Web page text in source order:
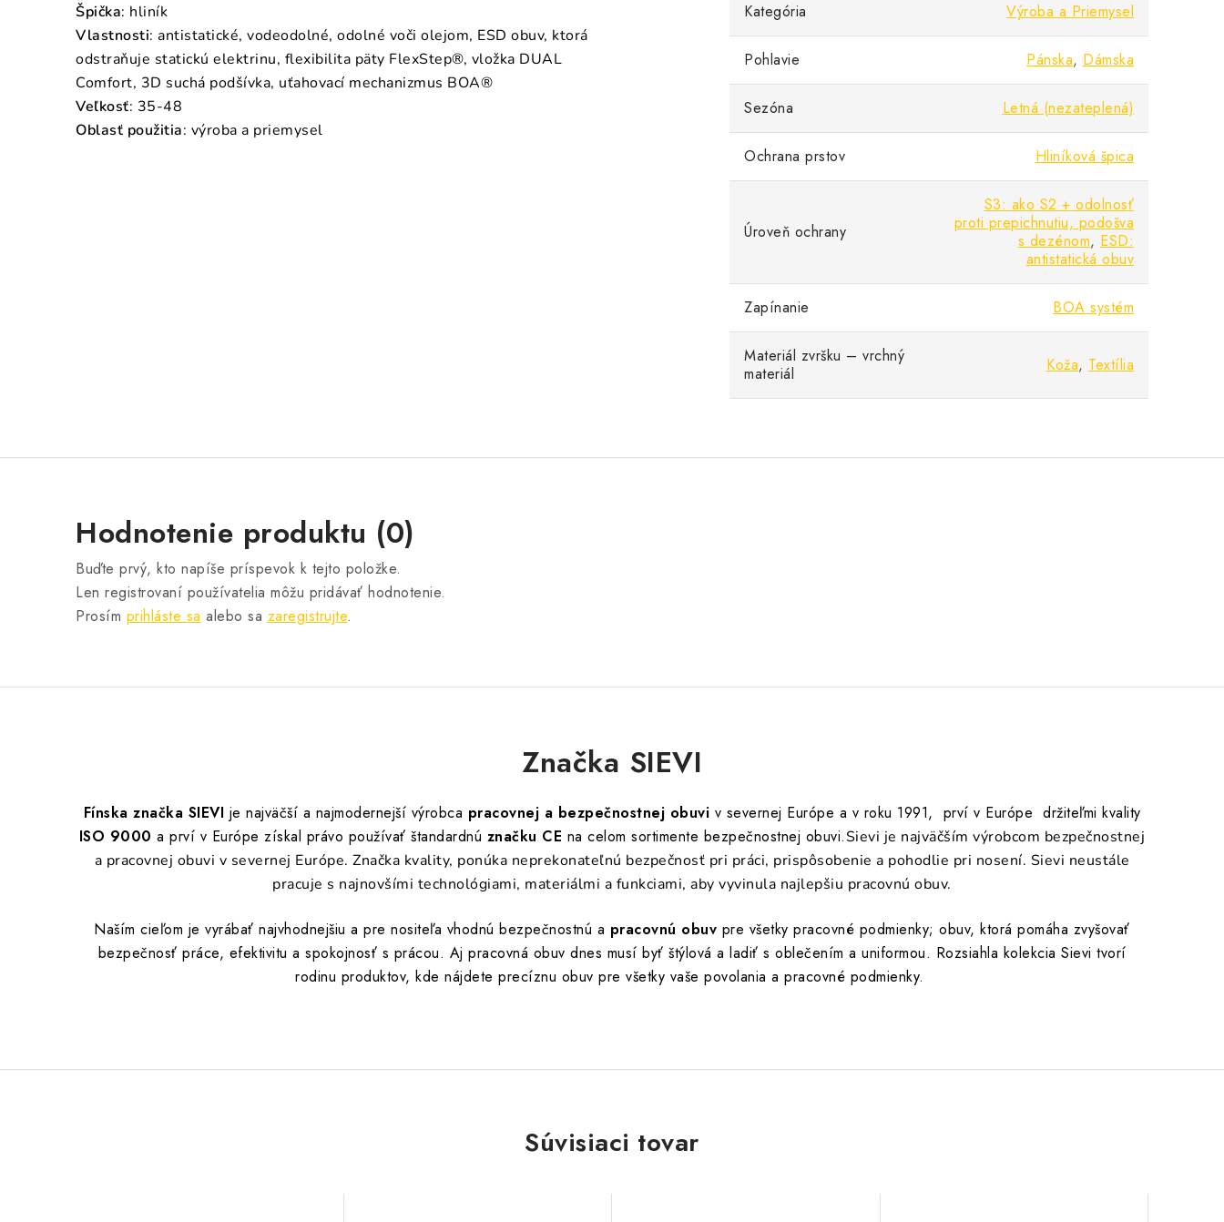
Špička: hliník
Vlastnosti: antistatické, vodeodolné, odolné voči olejom, ESD obuv, ktorá
odstraňuje statickú elektrinu, flexibilita päty FlexStep®, vložka DUAL
Comfort, 3D suchá podšívka, uťahovací mechanizmus BOA®
Veľkosť: 35-48
Oblasť použitia: výroba a priemysel
Kategória Výroba a Priemysel
Pohlavie Pánska, Dámska
Sezóna Letná (nezateplená)
Ochrana prstov Hliníková špica
Úroveň ochrany
S3: ako S2 + odolnosť
proti prepichnutiu, podošva
s dezénom, ESD:
antistatická obuv
Zapínanie BOA systém
Materiál zvršku – vrchný
materiál
Koža, Textília
Hodnotenie produktu (0)
Buďte prvý, kto napíše príspevok k tejto položke.
Len registrovaní používatelia môžu pridávať hodnotenie.
Prosím prihláste sa alebo sa zaregistrujte.
Značka SIEVI
Fínska značka SIEVI je najväčší a najmodernejší výrobca pracovnej a bezpečnostnej obuvi v severnej Európe a v roku 1991, prví v Európe držiteľmi kvality
ISO 9000 a prví v Európe získal právo používať štandardnú značku CE na celom sortimente bezpečnostnej obuvi.Sievi je najväčším výrobcom bezpečnostnej
a pracovnej obuvi v severnej Európe. Značka kvality, ponúka neprekonateľnú bezpečnosť pri práci, prispôsobenie a pohodlie pri nosení. Sievi neustále
pracuje s najnovšími technológiami, materiálmi a funkciami, aby vyvinula najlepšiu pracovnú obuv.
Naším cieľom je vyrábať najvhodnejšiu a pre nositeľa vhodnú bezpečnostnú a pracovnú obuv pre všetky pracovné podmienky; obuv, ktorá pomáha zvyšovať
bezpečnosť práce, efektivitu a spokojnosť s prácou. Aj pracovná obuv dnes musí byť štýlová a ladiť s oblečením a uniformou. Rozsiahla kolekcia Sievi tvorí
rodinu produktov, kde nájdete precíznu obuv pre všetky vaše povolania a pracovné podmienky.
Súvisiaci tovar